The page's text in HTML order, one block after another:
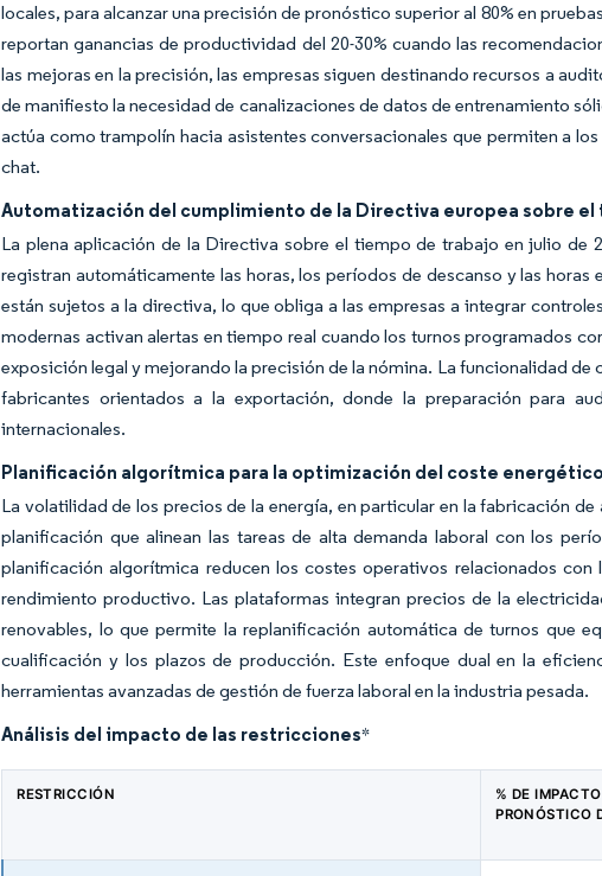
locales, para alcanzar una precisión de pronóstico superior al 80% en
reportan ganancias de productividad del 20-30% cuando las
las mejoras en la precisión, las empresas siguen destinando recursos a
de manifiesto la necesidad de canalizaciones de datos de entrenamiento
actúa como trampolín hacia asistentes conversacionales que permiten a
chat.
Automatización del cumplimiento de la Directiva europea sobre
La plena aplicación de la Directiva sobre el tiempo de trabajo en julio de
registran automáticamente las horas, los períodos de descanso y las
están sujetos a la directiva, lo que obliga a las empresas a integrar
modernas activan alertas en tiempo real cuando los turnos programados
exposición legal y mejorando la precisión de la nómina. La funcionalidad
fabricantes orientados a la exportación, donde la preparación para
internacionales.
Planificación algorítmica para la optimización del coste energético
La volatilidad de los precios de la energía, en particular en la fabricación
planificación que alinean las tareas de alta demanda laboral con los
planificación algorítmica reducen los costes operativos relacionados
rendimiento productivo. Las plataformas integran precios de la
renovables, lo que permite la replanificación automática de turnos que
cualificación y los plazos de producción. Este enfoque dual en la
herramientas avanzadas de gestión de fuerza laboral en la industria pesada.
Análisis del impacto de las restricciones*
RESTRICCIÓN
% DE
PRONÓSTICO